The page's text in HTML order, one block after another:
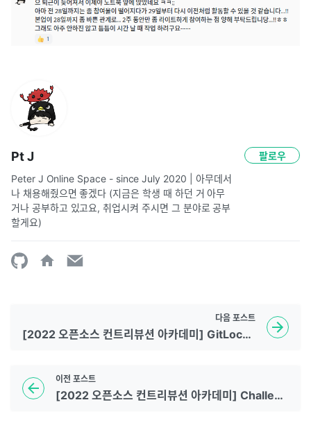
Pt J
Peter J Online Space - since July 2020 | 아무데서
나 채용해줬으면 좋겠다 (지금은 학생 때 하던 거 아무
거나 공부하고 있고요, 취업시켜 주시면 그 분야로 공부
할게요)
팔로우
이전 포스트
[2022 오픈소스 컨트리뷰션 아카데미] Challenges 과정을 마치며
다음 포스트
[2022 오픈소스 컨트리뷰션 아카데미] GitLocalize에서 번역 시작하기